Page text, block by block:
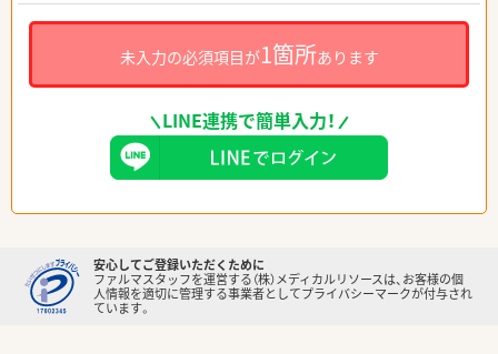
未入力の必須項目が1箇所あります
LINE連携で簡単入力！
安心してご登録いただくために
ファルマスタッフを運営する（株）メディカルリソースは、お客様の個
人情報を適切に管理する事業者としてプライバシーマークが付与され
ています。